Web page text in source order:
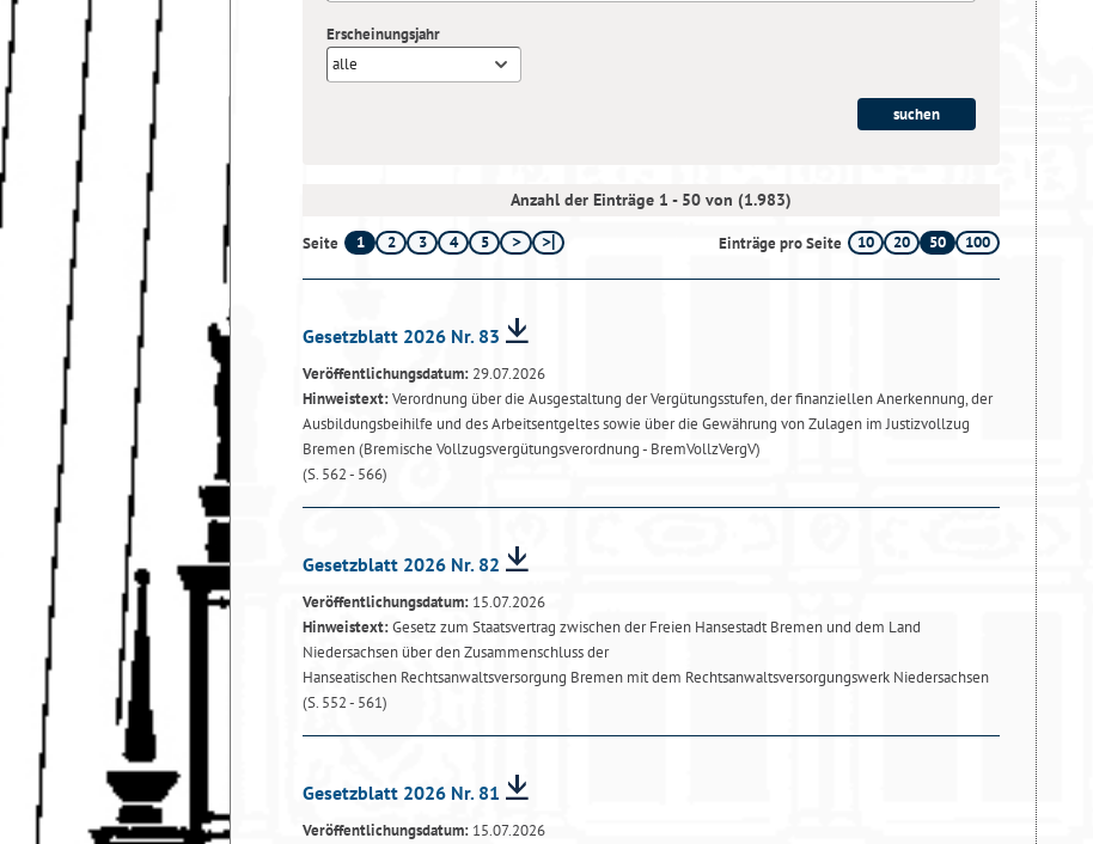
Erscheinungsjahr
alle
Anzahl der Einträge 1 - 50 von (1.983)
Seite 1 2 3 4 5 Einträge pro Seite 10 20 50 100
Gesetzblatt 2026 Nr. 83
Veröffentlichungsdatum: 29.07.2026
Hinweistext:Verordnung über die Ausgestaltung der Vergütungsstufen, der finanziellen Anerkennung, der
Ausbildungsbeihilfe und des Arbeitsentgeltes sowie über die Gewährung von Zulagen im Justizvollzug
Bremen (Bremische Vollzugsvergütungsverordnung - BremVollzVergV)
(S. 562 - 566)
Gesetzblatt 2026 Nr. 82
Veröffentlichungsdatum: 15.07.2026
Hinweistext:Gesetz zum Staatsvertrag zwischen der Freien Hansestadt Bremen und dem Land
Niedersachsen über den Zusammenschluss der
Hanseatischen Rechtsanwaltsversorgung Bremen mit dem Rechtsanwaltsversorgungswerk Niedersachsen
(S. 552 - 561)
Gesetzblatt 2026 Nr. 81
Veröffentlichungsdatum: 15.07.2026